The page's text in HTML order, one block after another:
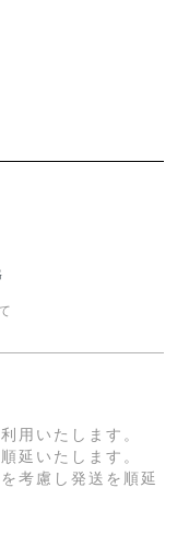
用いたします。
延いたします。
考慮し発送を順延